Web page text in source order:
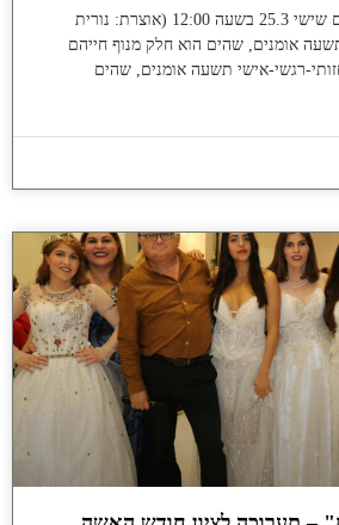
בתערוכה שתיפתח ביום שישי 25.3 בשעה 12:00 (אוצרת: נורית
אומנים, שהים הוא חלק מנוף חייהם
רגשי-אישי תשעה אומנים, שהים